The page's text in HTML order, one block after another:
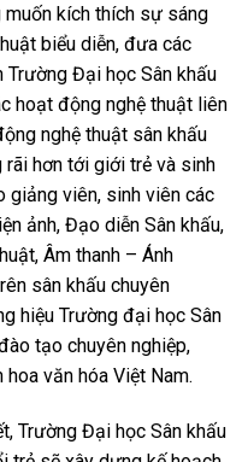
kích thích sự sáng
biểu diễn, đưa các
Đại học Sân khấu
hoạt động nghệ thuật liên
nghệ thuật sân khấu
rãi hơn tới giới trẻ và sinh
giảng viên, sinh viên các
ảnh, Đạo diễn Sân khấu,
Âm thanh – Ánh
sân khấu chuyên
hiệu Trường đại học Sân
tạo chuyên nghiệp,
văn hóa Việt Nam.
Trường Đại học Sân khấu